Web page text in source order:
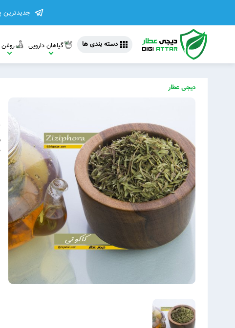
جدیدترین
دسته بندی ها گیاهان دارویی
مشاهده بیشتر
روغن
دیجی عطار